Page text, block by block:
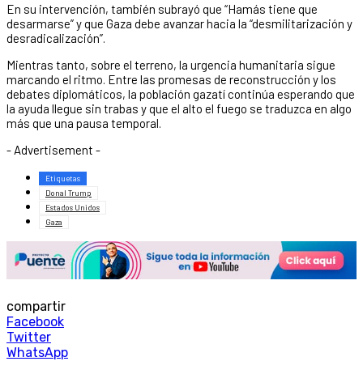
En su intervención, también subrayó que “Hamás tiene que
desarmarse” y que Gaza debe avanzar hacia la “desmilitarización y
desradicalización”.
Mientras tanto, sobre el terreno, la urgencia humanitaria sigue
marcando el ritmo. Entre las promesas de reconstrucción y los
debates diplomáticos, la población gazatí continúa esperando que
la ayuda llegue sin trabas y que el alto el fuego se traduzca en algo
más que una pausa temporal.
- Advertisement -
Etiquetas
Donal Trump
Estados Unidos
Gaza
compartir
Facebook
Twitter
WhatsApp